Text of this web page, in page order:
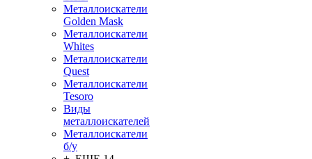
Металлоискатели
Golden Mask
Металлоискатели
Whites
Металлоискатели
Quest
Металлоискатели
Tesoro
Виды
металлоискателей
Металлоискатели
б/у